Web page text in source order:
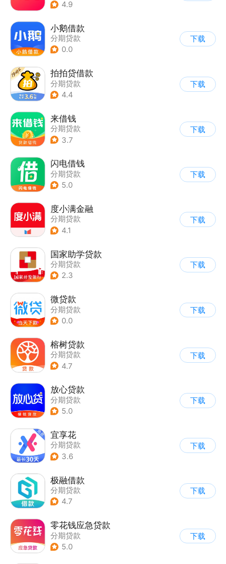
4.9
小鹅借款
分期贷款
0.0
下载
拍拍贷借款
分期贷款
4.4
下载
来借钱
分期贷款
3.7
下载
闪电借钱
分期贷款
5.0
下载
度小满金融
分期贷款
4.1
下载
国家助学贷款
分期贷款
2.3
下载
微贷款
分期贷款
0.0
下载
榕树贷款
分期贷款
4.7
下载
放心贷款
分期贷款
5.0
下载
宜享花
分期贷款
3.6
下载
极融借款
分期贷款
4.7
下载
零花钱应急贷款
分期贷款
5.0
下载